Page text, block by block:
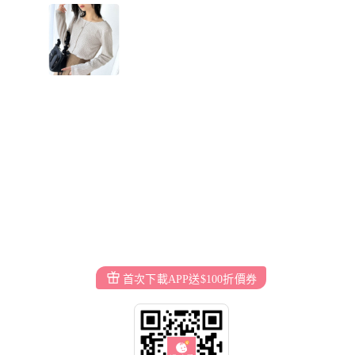
首次下載APP送$100折價券